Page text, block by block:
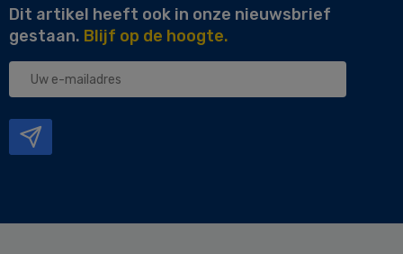
Dit artikel heeft ook in onze nieuwsbrief
gestaan. Blijf op de hoogte.
Uw